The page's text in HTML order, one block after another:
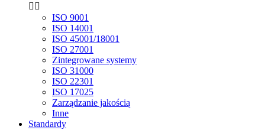
 
ISO 9001
ISO 14001
ISO 45001/18001
ISO 27001
Zintegrowane systemy
ISO 31000
ISO 22301
ISO 17025
Zarządzanie jakością
Inne
Standardy